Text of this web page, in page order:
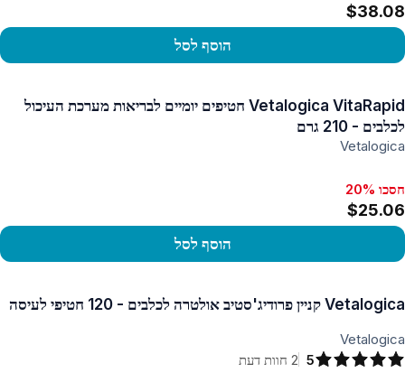
$38.08
הוסף לסל
Vetalogica VitaRapid חטיפים יומיים לבריאות מערכת העיכול
לכלבים - 210 גרם
Vetalogica
חסכו 20%
$25.06
הוסף לסל
Vetalogica קניין פרודיג'סטיב אולטרה לכלבים - 120 חטיפי לעיסה
Vetalogica
5
2 חוות דעת